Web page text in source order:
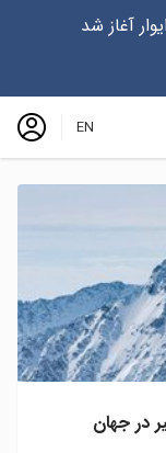
EN
در جهان